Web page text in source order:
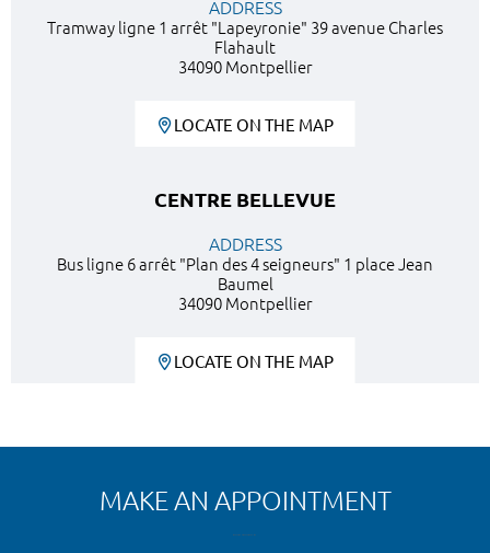
ADDRESS
Tramway ligne 1 arrêt "Lapeyronie" 39 avenue Charles
Flahault
34090 Montpellier
LOCATE ON THE MAP
CENTRE BELLEVUE
ADDRESS
Bus ligne 6 arrêt "Plan des 4 seigneurs" 1 place Jean
Baumel
34090 Montpellier
LOCATE ON THE MAP
MAKE AN APPOINTMENT